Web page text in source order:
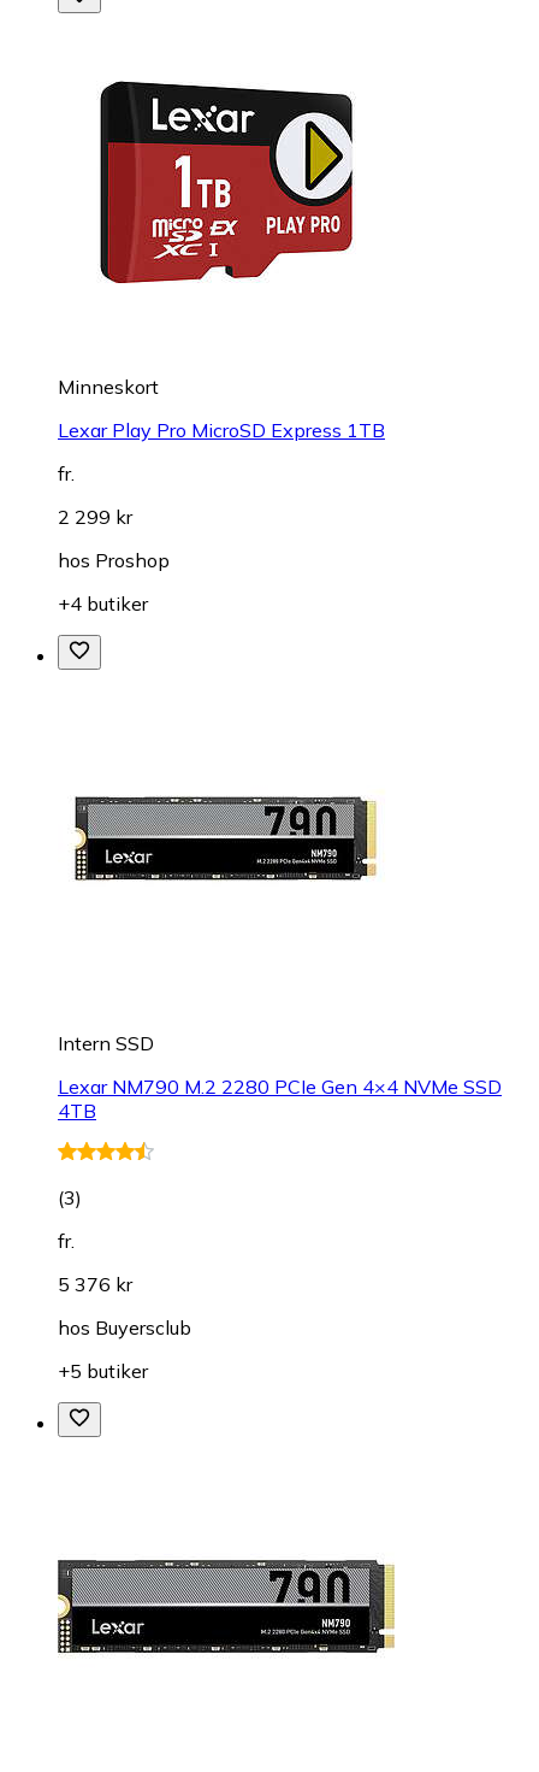
Minneskort
Lexar Play Pro MicroSD Express 1TB
fr.
2 299 kr
hos Proshop
+4 butiker
Intern SSD
Lexar NM790 M.2 2280 PCIe Gen 4×4 NVMe SSD
4TB
(3)
fr.
5 376 kr
hos Buyersclub
+5 butiker